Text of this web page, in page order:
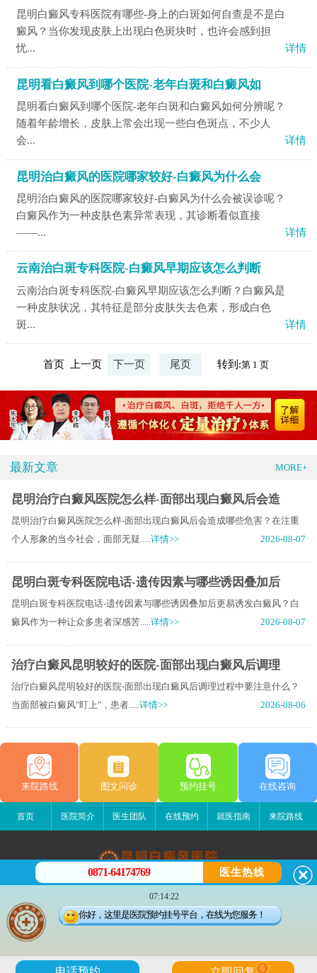
昆明白癜风专科医院有哪些-身上的白斑如何自查是不是白
癜风？当你发现皮肤上出现白色斑块时，也许会感到担
忧...
详情
昆明看白癜风到哪个医院-老年白斑和白癜风如
昆明看白癜风到哪个医院-老年白斑和白癜风如何分辨呢？
随着年龄增长，皮肤上常会出现一些白色斑点，不少人
会...
详情
昆明治白癜风的医院哪家较好-白癜风为什么会
昆明治白癜风的医院哪家较好-白癜风为什么会被误诊呢？
白癜风作为一种皮肤色素异常表现，其诊断看似直接
——...
详情
云南治白斑专科医院-白癜风早期应该怎么判断
云南治白斑专科医院-白癜风早期应该怎么判断？白癜风是
一种皮肤状况，其特征是部分皮肤失去色素，形成白色
斑...
详情
首页 上一页 下一页 尾页 转到:
最新文章 MORE+
昆明治疗白癜风医院怎么样-面部出现白癜风后会造
昆明治疗白癜风医院怎么样-面部出现白癜风后会造成哪些危害？在注重
个人形象的当今社会，面部无疑.....详情>> 2026-08-07
昆明白斑专科医院电话-遗传因素与哪些诱因叠加后
昆明白斑专科医院电话-遗传因素与哪些诱因叠加后更易诱发白癜风？白
癜风作为一种让众多患者深感苦.....详情>> 2026-08-07
治疗白癜风昆明较好的医院-面部出现白癜风后调理
治疗白癜风昆明较好的医院-面部出现白癜风后调理过程中要注意什么？
当面部被白癜风"盯上"，患者.....详情>> 2026-08-06
来院路线 图文问诊 预约挂号 在线咨询
首页 医院简介 医生团队 在线预约 就医指南 来院路线
昆明白癜风医院
昆明市五华区护国路2号
版权所有：昆明白癜风医院
滇公安备 53010202000563号
0871-64174769 医生热线
07:14:22
你好，这里是医院预约挂号平台，在线为您服务！
6